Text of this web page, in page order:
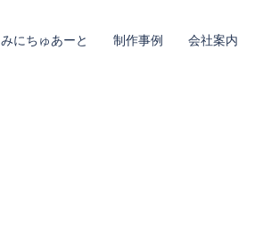
みにちゅあーと 制作事例 会社案内